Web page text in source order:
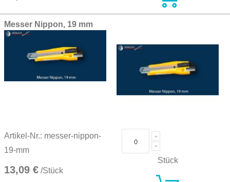
Messer Nippon, 19 mm
Artikel-Nr.: messer-nippon-
19-mm
13,09 € /Stück
Stück